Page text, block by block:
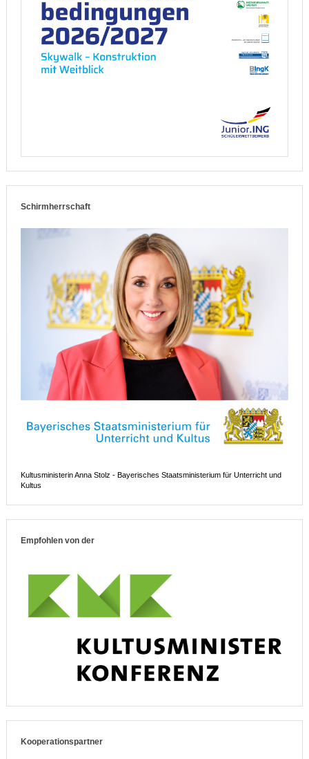
Schirmherrschaft
Kultusministerin Anna Stolz - Bayerisches Staatsministerium für Unterricht und
Kultus
Empfohlen von der
Kooperationspartner